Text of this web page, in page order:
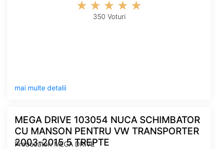
350 Voturi
mai multe detalii
MEGA DRIVE 103054 NUCA SCHIMBATOR
CU MANSON PENTRU VW TRANSPORTER
2003-2015 5 TREPTE
Producator: MEGA DRIVE